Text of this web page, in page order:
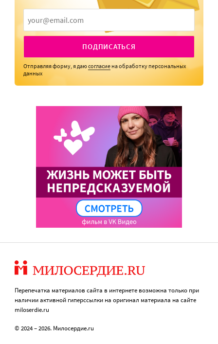
ПОДПИСАТЬСЯ
Отправляя форму, я даюсогласие на обработку персональных
данных
Перепечатка материалов сайта в интернете возможна только при
наличии активной гиперссылки на оригинал материала на сайте
miloserdie.ru
© 2024 – 2026. Милосердие.ru